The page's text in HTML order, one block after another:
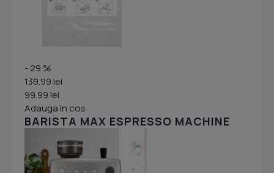
- 29 %
139.99 lei
99.99 lei
Adauga in cos
BARISTA MAX ESPRESSO MACHINE